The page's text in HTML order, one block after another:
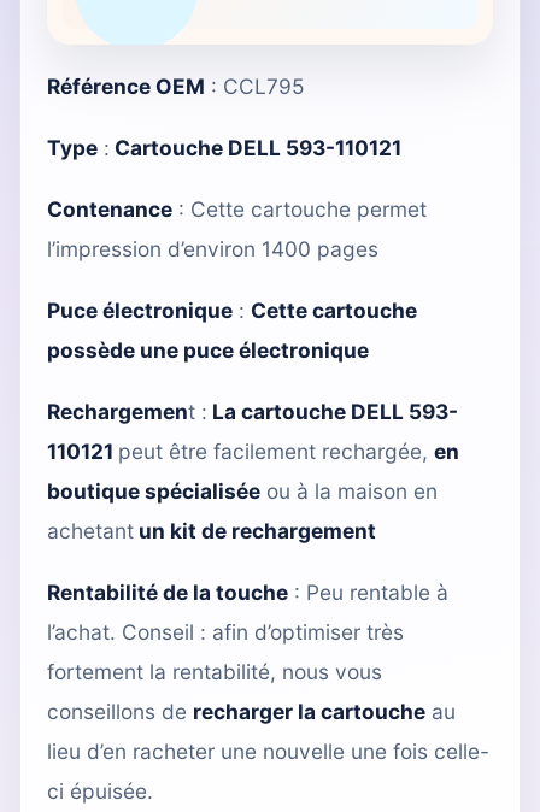
Référence OEM : CCL795
Type : Cartouche DELL 593-110121
Contenance : Cette cartouche permet
l’impression d’environ 1400 pages
Puce électronique : Cette cartouche
possède une puce électronique
Rechargement : La cartouche DELL 593-
110121 peut être facilement rechargée, en
boutique spécialisée ou à la maison en
achetant un kit de rechargement
Rentabilité de la touche : Peu rentable à
l’achat. Conseil : afin d’optimiser très
fortement la rentabilité, nous vous
conseillons de recharger la cartouche au
lieu d’en racheter une nouvelle une fois celle-
ci épuisée.